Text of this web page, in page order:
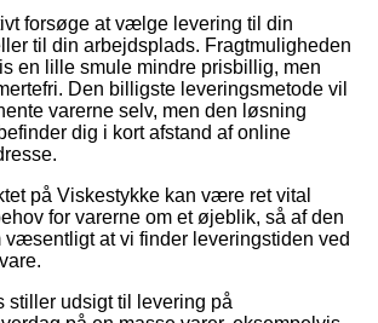
forsøge at vælge levering til din
til din arbejdsplads. Fragtmuligheden
en lille smule mindre prisbillig, men
Den billigste leveringsmetode vil
varerne selv, men den løsning
dig i kort afstand af online
på Viskestykke kan være ret vital
for varerne om et øjeblik, så af den
væsentligt at vi finder leveringstiden ved
stiller udsigt til levering på